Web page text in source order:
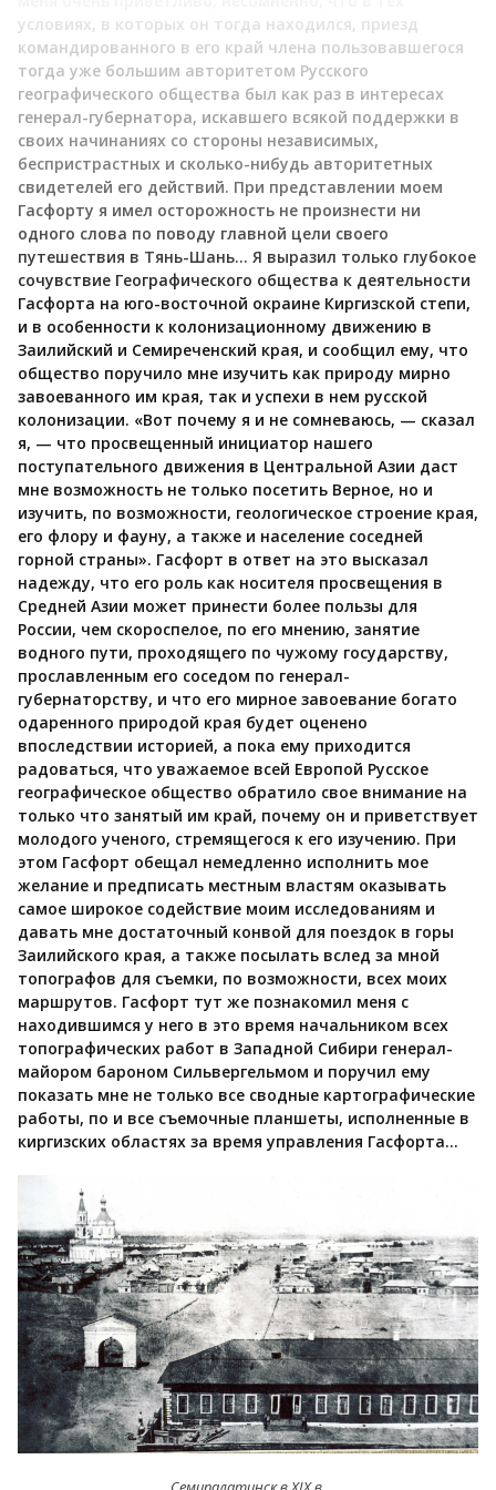
условиях, в которых он тогда находился, приезд
командированного в его край члена пользовавшегося
тогда уже большим авторитетом Русского
географического общества был как раз в интересах
генерал-губернатора, искавшего всякой поддержки в
своих начинаниях со стороны независимых,
беспристрастных и сколько-нибудь авторитетных
свидетелей его действий. При представлении моем
Гасфорту я имел осторожность не произнести ни
одного слова по поводу главной цели своего
путешествия в Тянь-Шань… Я выразил только глубокое
сочувствие Географического общества к деятельности
Гасфорта на юго-восточной окраине Киргизской степи,
и в особенности к колонизационному движению в
Заилийский и Семиреченский края, и сообщил ему, что
общество поручило мне изучить как природу мирно
завоеванного им края, так и успехи в нем русской
колонизации. «Вот почему я и не сомневаюсь, — сказал
я, — что просвещенный инициатор нашего
поступательного движения в Центральной Азии даст
мне возможность не только посетить Верное, но и
изучить, по возможности, геологическое строение края,
его флору и фауну, а также и население соседней
горной страны». Гасфорт в ответ на это высказал
надежду, что его роль как носителя просвещения в
Средней Азии может принести более пользы для
России, чем скороспелое, по его мнению, занятие
водного пути, проходящего по чужому государству,
прославленным его соседом по генерал-
губернаторству, и что его мирное завоевание богато
одаренного природой края будет оценено
впоследствии историей, а пока ему приходится
радоваться, что уважаемое всей Европой Русское
географическое общество обратило свое внимание на
только что занятый им край, почему он и приветствует
молодого ученого, стремящегося к его изучению. При
этом Гасфорт обещал немедленно исполнить мое
желание и предписать местным властям оказывать
самое широкое содействие моим исследованиям и
давать мне достаточный конвой для поездок в горы
Заилийского края, а также посылать вслед за мной
топографов для съемки, по возможности, всех моих
маршрутов. Гасфорт тут же познакомил меня с
находившимся у него в это время начальником всех
топографических работ в Западной Сибири генерал-
майором бароном Сильвергельмом и поручил ему
показать мне не только все сводные картографические
работы, по и все съемочные планшеты, исполненные в
киргизских областях за время управления Гасфорта…